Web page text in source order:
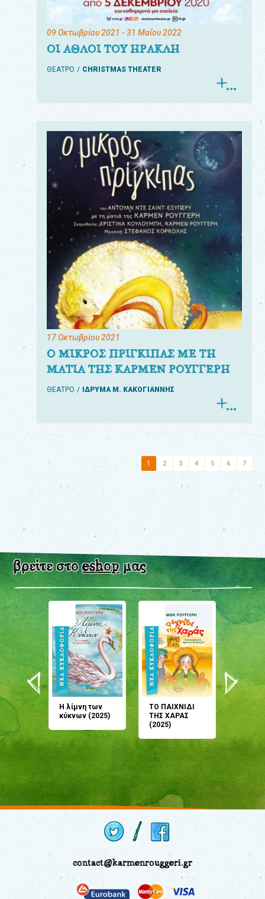
09 Οκτωβρίου 2021 - 31 Μαΐου 2022
ΟΙ ΑΘΛΟΙ ΤΟΥ ΗΡΑΚΛΗ
ΘΕΑΤΡΟ CHRISTMAS THEATER
17 Οκτωβρίου 2021
Ο ΜΙΚΡΟΣ ΠΡΙΓΚΙΠΑΣ ΜΕ ΤΗ
ΜΑΤΙΑ ΤΗΣ ΚΑΡΜΕΝ ΡΟΥΓΓΕΡΗ
ΘΕΑΤΡΟ ΙΔΡΥΜΑ Μ. ΚΑΚΟΓΙΑΝΝΗΣ
1 2 3 4 5 6 7
βρείτε στοeshopμας
Η λίμνη των
κύκνων (2025)
ΤΟ ΠΑΙΧΝΙΔΙ
ΤΗΣ ΧΑΡΑΣ
(2025)
μου;
(2024)
contact@karmenrouggeri.gr